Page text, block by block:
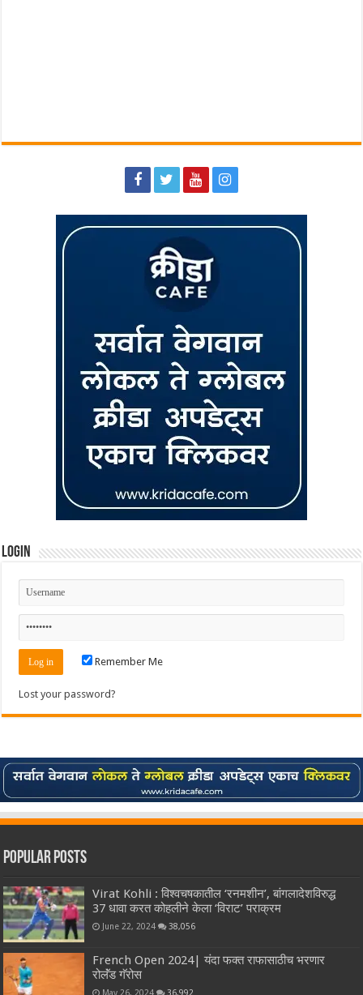
Login
Remember Me
Lost your password?
Popular Posts
Virat Kohli : विश्वचषकातील ‘रनमशीन’, बांगलादेशविरुद्ध
37 धावा करत कोहलीने केला ‘विराट’ पराक्रम
June 22, 2024 38,056
French Open 2024| यंदा फक्त राफासाठीच भरणार
रोलॅंड गॅरोस
May 26, 2024 36,992